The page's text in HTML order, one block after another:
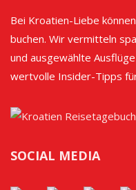
Bei Kroatien-Liebe
buchen. Wir vermitteln
und ausgewählte
wertvolle Insider-Tipps
SOCIAL MEDIA